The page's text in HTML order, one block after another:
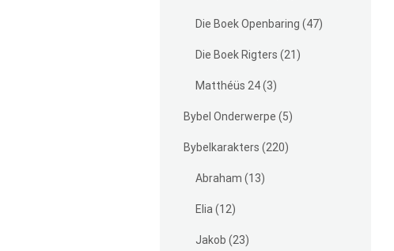
Die Boek Openbaring (47)
Die Boek Rigters (21)
Matthéüs 24(3)
Bybel Onderwerpe (5)
Bybelkarakters (220)
Abraham (13)
Elia (12)
Jakob (23)